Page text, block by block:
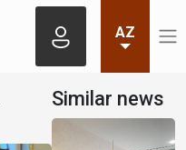
AZ
Similar news